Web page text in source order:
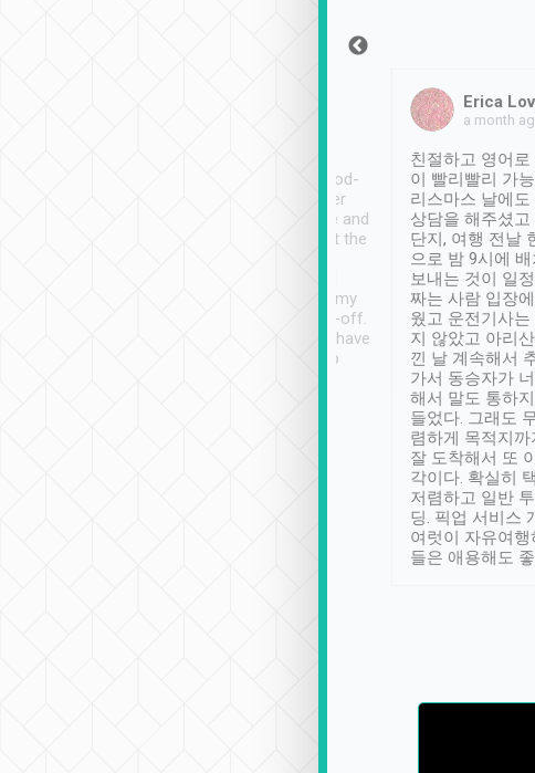
service, vehicles in good-
condition and the driver
service was awesome and
thoughtful. Driver went the
have safely arrived at my
destination after drop-off.
Definitely something I have
not seen elsewhere 👍
Erica
a month
친절하고 영어
이 빨리빨리 가
리스마스 날에도
상담을 해주셨고
단지, 여행 전날
으로 밤 9시에
보내는 것이 일
짜는 사람 입장
웠고 운전기사는
지 않았고 아리
낀 날 계속해서
가서 동승자가
해서 말도 통하
들었다. 그래도
렴하게 목적지까
잘 도착해서 또
각이다. 확실히
저렴하고 일반
딩. 픽업 서비스
여럿이 자유여
들은 애용해도